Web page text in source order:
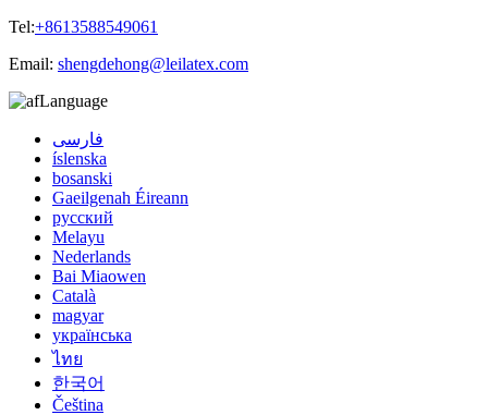
Tel:+8613588549061
Email: shengdehong@leilatex.com
Language
فارسی
íslenska
bosanski
Gaeilgenah Éireann
русский
Melayu
Nederlands
Bai Miaowen
Català
magyar
українська
ไทย
한국어
Čeština